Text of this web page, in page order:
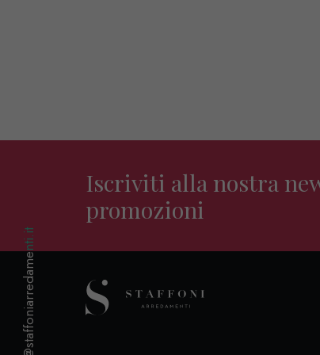
Iscriviti alla nostra
promozioni
info@staffoniarredamenti.it